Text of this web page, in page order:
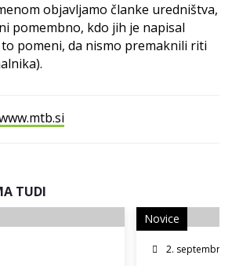
objavljamo članke uredništva,
pomembno, kdo jih je napisal
pomeni, da nismo premaknili riti
TUDI
2. septembra
Novice